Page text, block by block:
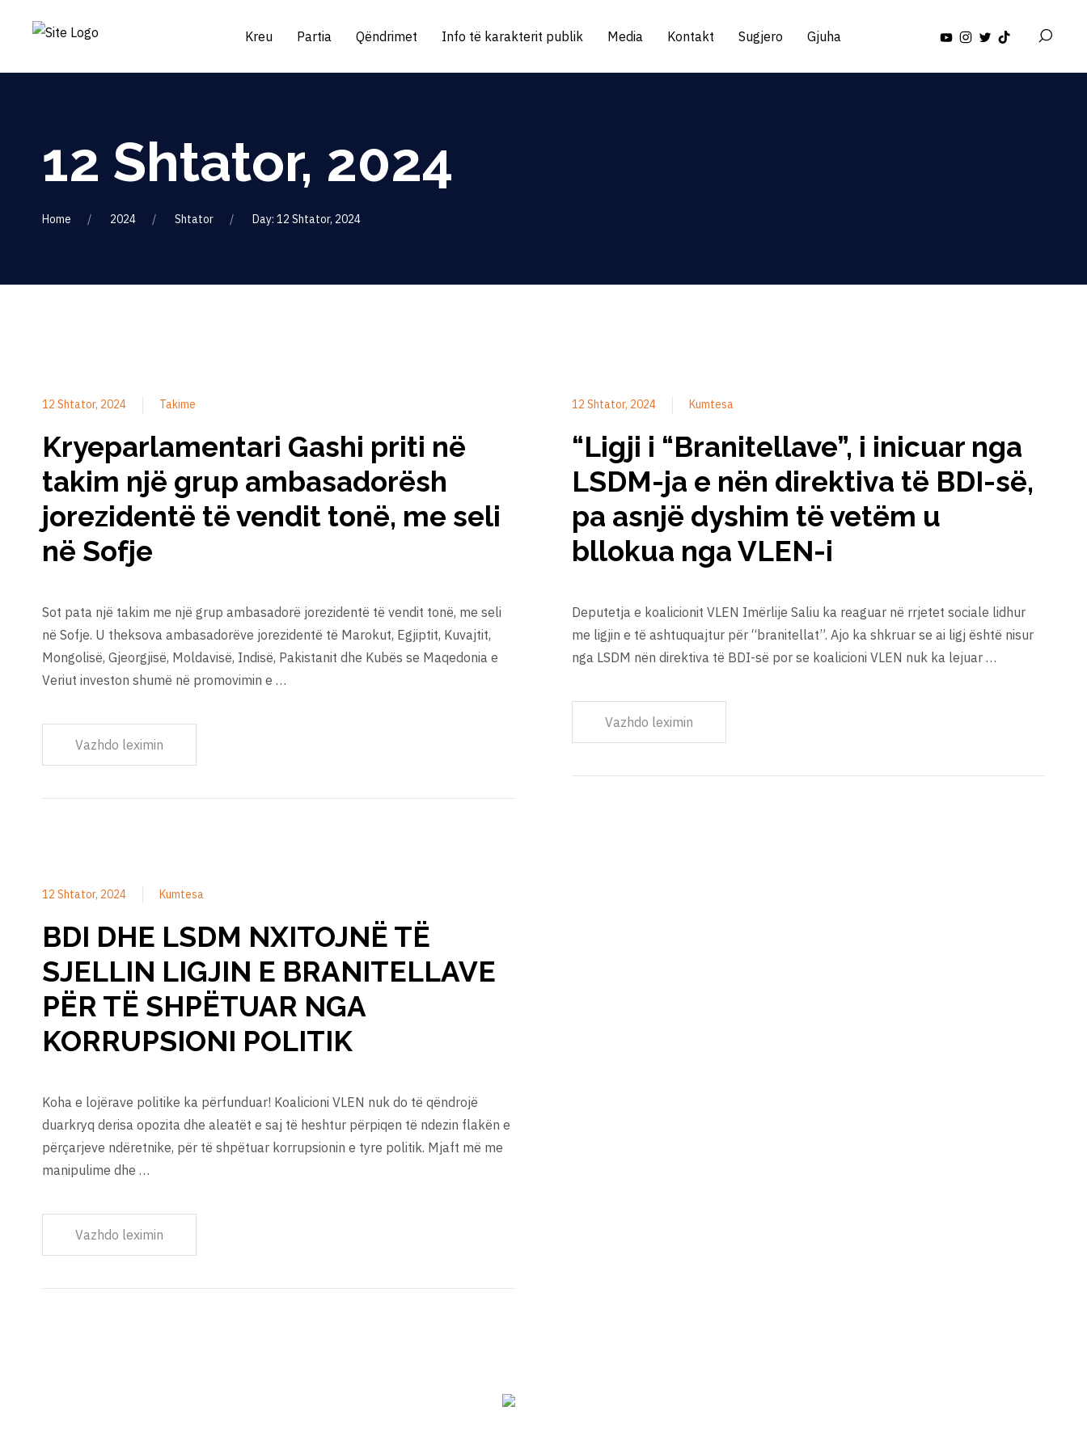
Kreu Partia Qëndrimet Info të karakterit publik Media Kontakt Sugjero Gjuha
12 Shtator, 2024
Home 2024 Shtator Day: 12 Shtator, 2024
12 Shtator, 2024 Takime
Kryeparlamentari Gashi priti në
takim një grup ambasadorësh
jorezidentë të vendit tonë, me seli
në Sofje
Sot pata një takim me një grup ambasadorë jorezidentë të vendit tonë, me seli
në Sofje. U theksova ambasadorëve jorezidentë të Marokut, Egjiptit, Kuvajtit,
Mongolisë, Gjeorgjisë, Moldavisë, Indisë, Pakistanit dhe Kubës se Maqedonia e
Veriut investon shumë në promovimin e …
Vazhdo leximin
12 Shtator, 2024 Kumtesa
BDI DHE LSDM NXITOJNË TË
SJELLIN LIGJIN E BRANITELLAVE
PËR TË SHPËTUAR NGA
KORRUPSIONI POLITIK
Koha e lojërave politike ka përfunduar! Koalicioni VLEN nuk do të qëndrojë
duarkryq derisa opozita dhe aleatët e saj të heshtur përpiqen të ndezin flakën e
përçarjeve ndëretnike, për të shpëtuar korrupsionin e tyre politik. Mjaft më me
manipulime dhe …
Vazhdo leximin
12 Shtator, 2024 Kumtesa
“Ligji i “Branitellave”, i inicuar nga
LSDM-ja e nën direktiva të BDI-së,
pa asnjë dyshim të vetëm u
bllokua nga VLEN-i
Deputetja e koalicionit VLEN Imërlije Saliu ka reaguar në rrjetet sociale lidhur
me ligjin e të ashtuquajtur për “branitellat”. Ajo ka shkruar se ai ligj është nisur
nga LSDM nën direktiva të BDI-së por se koalicioni VLEN nuk ka lejuar …
Vazhdo leximin